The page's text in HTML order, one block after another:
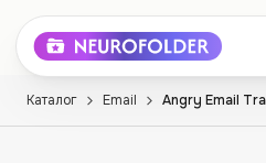
Каталог Email Angry Email